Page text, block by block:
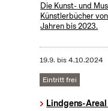
Die Kunst- und
Künstlerbücher
Jahren bis 2023.
19.9. bis4.10.2024
Eintritt frei
Lindgens-